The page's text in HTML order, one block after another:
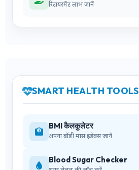
रिटायरमेंट लाभ जानें
SMART HEALTH TOOLS
BMI कैलकुलेटर
अपना बॉडी मास इंडेक्स जानें
Blood Sugar Checker